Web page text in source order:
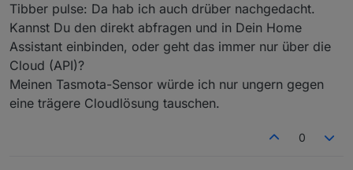
Alles gut.
meinem Verbrauch auch die Einspeisung des normalen
Balkonkraftwerks mit wegregeln muss. Hut ab!
Tibber pulse: Da hab ich auch drüber nachgedacht.
Kannst Du den direkt abfragen und in Dein Home
Assistant einbinden, oder geht das immer nur über die
Cloud (API)?
Meinen Tasmota-Sensor würde ich nur ungern gegen
eine trägere Cloudlösung tauschen.
0